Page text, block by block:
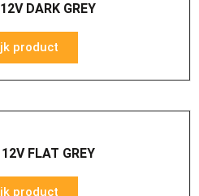
DARK GREY
product
FLAT GREY
product